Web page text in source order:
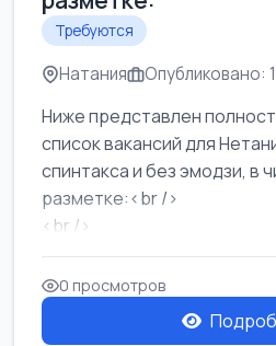
Требуются
Натания Опубликовано:
Ниже представлен
список вакансий для
спинтакса и без эмодзи, в
разметке:<br />
<br />
Работа в Нетании на
требу...
0 просмотров